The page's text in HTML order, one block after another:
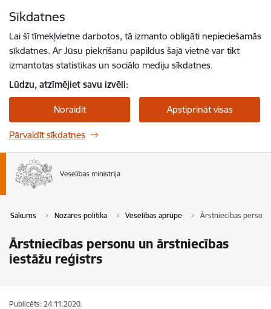
Sīkdatnes
Lai šī tīmekļvietne darbotos, tā izmanto obligāti nepieciešamās
sīkdatnes. Ar Jūsu piekrišanu papildus šajā vietnē var tikt
izmantotas statistikas un sociālo mediju sīkdatnes.
Lūdzu, atzīmējiet savu izvēli:
Noraidīt Apstiprināt visas
Pārvaldīt sīkdatnes
Sākums Nozares politika Veselības aprūpe Ārstniecības
Ārstniecības personu un ārstniecības
iestāžu reģistrs
Publicēts: 24.11.2020.